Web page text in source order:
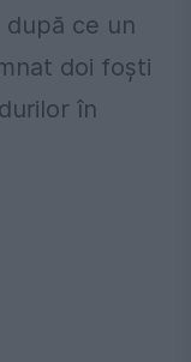
ce un
doi foști
în